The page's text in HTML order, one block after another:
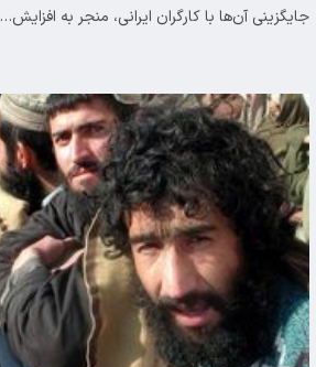
جایگزینی آن‌ها با کارگران ایرانی، منجر به افزایش…